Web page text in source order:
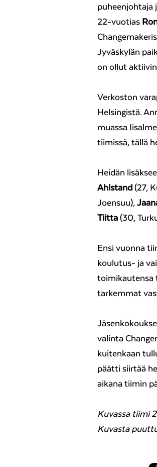
puheenjohtaja
22-vuotias
Jyväskylän
on ollut
Verkoston
Helsingistä.
muassa
tiimissä, tällä
Heidän
Ahlstand (27,
Joensuu),
Tiitta (30,
Ensi vuonna
koulutus- ja
toimikautensa
tarkemmat
valinta
kuitenkaan
päätti siirtää
aikana tiimin
Kuvassa tiimi
Kuvasta